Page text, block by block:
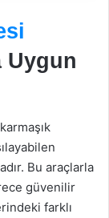
Uygun
Bu araçlarla
güvenilir
farklı